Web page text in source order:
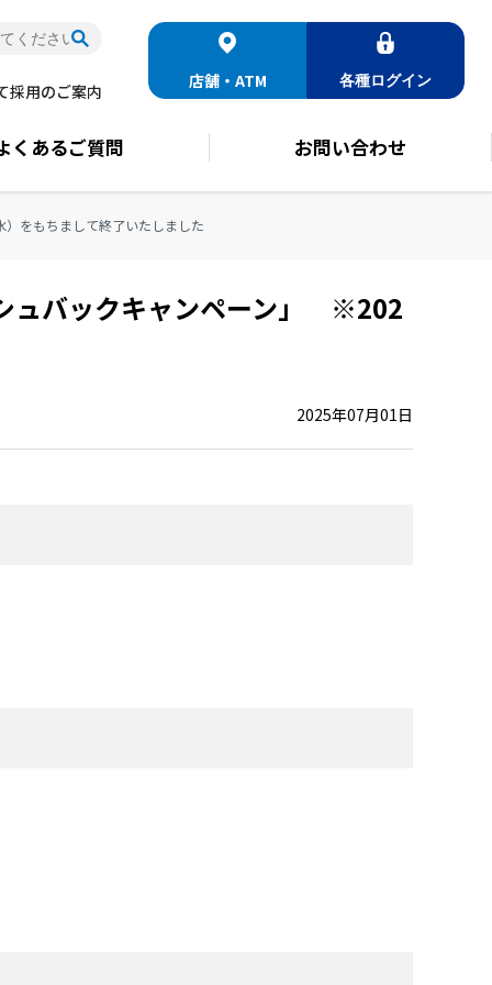
店舗・ATM 各種ログイン
くあるご質問 お問い合わせ
採用のご案内
をもちまして終了いたしました
ュバックキャンペーン」 ※202
2025年07月01日